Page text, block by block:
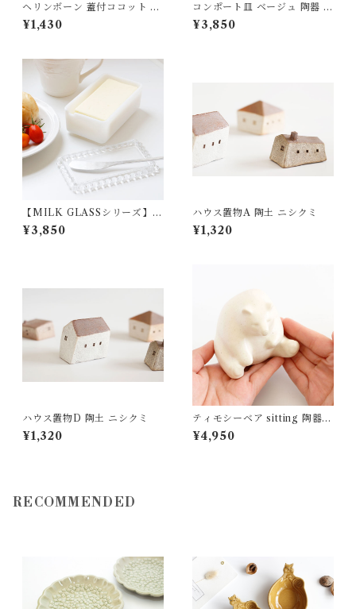
ヘリンボーン 蓋付ココット 耐
熱陶器 MEISTER HAND
¥1,430
コンポート皿 ベージュ 陶器 き
ほんの道具 あべ
¥3,850
【MILK GLASSシリーズ】ミ
ルキーホワイトバターケース
ガラス 松ヶ岡ガラス
¥3,850
ハウス置物A 陶土 ニシクミ
¥1,320
ハウス置物D 陶土 ニシクミ
¥1,320
ティモシーベア sitting 陶器
カイトアヤキ KAITO AYAKI
箱なし
¥4,950
RECOMMENDED